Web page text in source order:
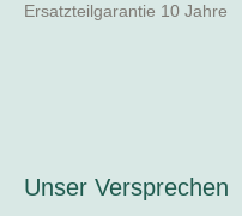
Ersatzteilgarantie 10 Jahre
Unser Versprechen